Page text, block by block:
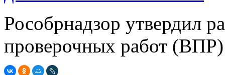
Рособрнадзор утвердил
проверочных работ